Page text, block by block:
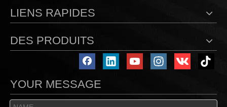
LIENS RAPIDES
DES PRODUITS
YOUR MESSAGE